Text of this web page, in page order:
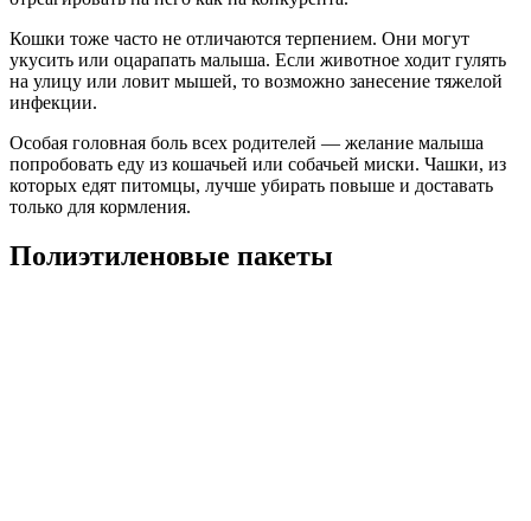
Кошки тоже часто не отличаются терпением. Они могут
укусить или оцарапать малыша. Если животное ходит гулять
на улицу или ловит мышей, то возможно занесение тяжелой
инфекции.
Особая головная боль всех родителей — желание малыша
попробовать еду из кошачьей или собачьей миски. Чашки, из
которых едят питомцы, лучше убирать повыше и доставать
только для кормления.
Полиэтиленовые пакеты